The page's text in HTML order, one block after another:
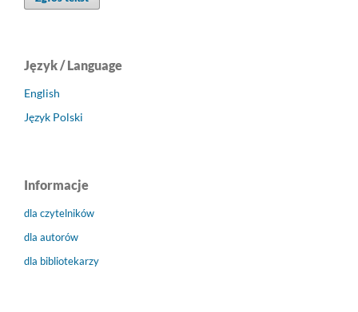
Język / Language
English
Język Polski
Informacje
dla czytelników
dla autorów
dla bibliotekarzy